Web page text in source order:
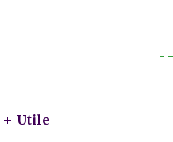
Utile